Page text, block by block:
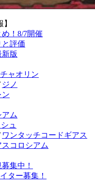
！8/7開催
評価
版
ャオリン
ジノ
ン
ム
ュ
ワンタッチコードギアス
コロシアム
集中！
ター募集！